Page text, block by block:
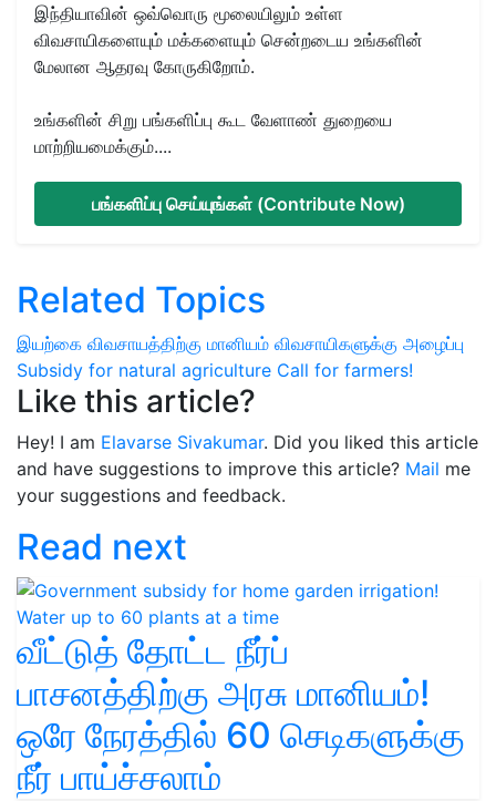
இந்தியாவின் ஒவ்வொரு மூலையிலும் உள்ள
விவசாயிகளையும் மக்களையும் சென்றடைய உங்களின்
மேலான ஆதரவு கோருகிறோம்.
உங்களின் சிறு பங்களிப்பு கூட வேளாண் துறையை
மாற்றியமைக்கும்....
பங்களிப்பு செய்யுங்கள் (Contribute Now)
Related Topics
இயற்கை விவசாயத்திற்கு மானியம் விவசாயிகளுக்கு அழைப்பு
Subsidy for natural agriculture Call for farmers!
Like this article?
Hey! I am Elavarse Sivakumar. Did you liked this article
and have suggestions to improve this article? Mail me
your suggestions and feedback.
Read next
வீட்டுத் தோட்ட நீர்ப்
பாசனத்திற்கு அரசு மானியம்!
ஒரே நேரத்தில் 60 செடிகளுக்கு
நீர் பாய்ச்சலாம்